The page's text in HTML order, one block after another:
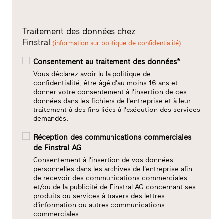
Traitement des données chez
Finstral (information sur politique de confidentialité)
Consentement au traitement des données*
Vous déclarez avoir lu la politique de
confidentialité, être âgé d'au moins 16 ans et
donner votre consentement à l'insertion de ces
données dans les fichiers de l'entreprise et à leur
traitement à des fins liées à l'exécution des services
demandés.
Réception des communications commerciales
de Finstral AG
Consentement à l'insertion de vos données
personnelles dans les archives de l'entreprise afin
de recevoir des communications commerciales
et/ou de la publicité de Finstral AG concernant ses
produits ou services à travers des lettres
d'information ou autres communications
commerciales.